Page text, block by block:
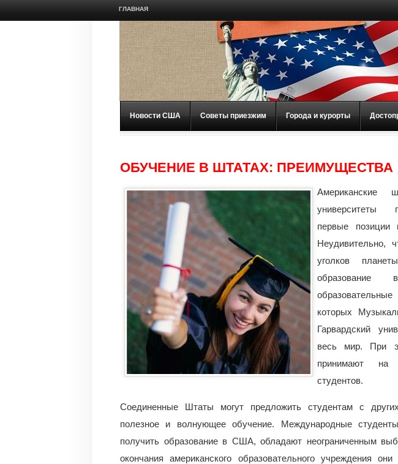
ГЛАВНАЯ
Новости США Советы приезжим Города и курорты
ОБУЧЕНИЕ В ШТАТАХ: ПРЕИМУЩЕСТВА
Американские
университеты
первые позиции
Неудивительно,
уголков
которых
Гарвардский
весь мир. При
принимают на
студентов.
Соединенные Штаты могут предложить студентам с
полезное и волнующее обучение. Международные
получить образование в США, обладают неограниченным
окончания американского образовательного учреждения